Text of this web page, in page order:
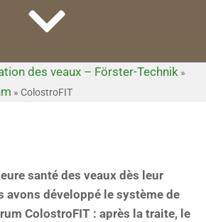
des veaux – Förster-Technik »
» ColostroFIT
santé des veaux dès leur
avons développé le système de
ColostroFIT : après la traite, le